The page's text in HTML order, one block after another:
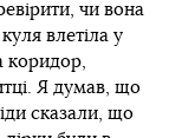
чи вона
влетіла у
коридор,
Я думав, що
сказали, що